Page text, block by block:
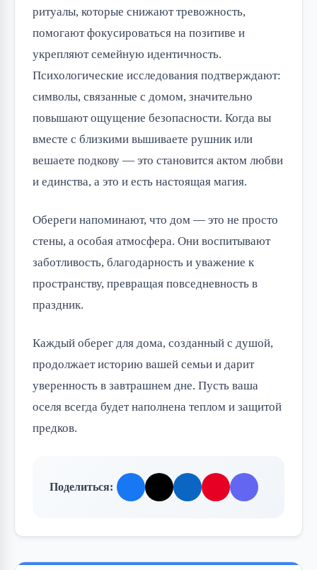
ритуалы, которые снижают тревожность,
помогают фокусироваться на позитиве и
укрепляют семейную идентичность.
Психологические исследования подтверждают:
символы, связанные с домом, значительно
повышают ощущение безопасности. Когда вы
вместе с близкими вышиваете рушник или
вешаете подкову — это становится актом любви
и единства, а это и есть настоящая магия.
Обереги напоминают, что дом — это не просто
стены, а особая атмосфера. Они воспитывают
заботливость, благодарность и уважение к
пространству, превращая повседневность в
праздник.
Каждый оберег для дома, созданный с душой,
продолжает историю вашей семьи и дарит
уверенность в завтрашнем дне. Пусть ваша
оселя всегда будет наполнена теплом и защитой
предков.
Поделиться: